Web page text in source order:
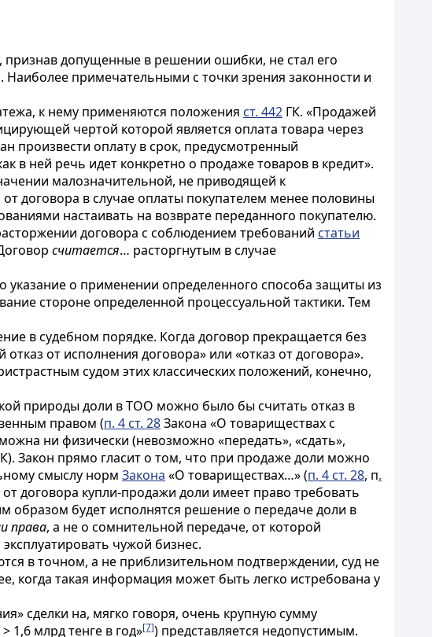
признав допущенные в решении ошибки, не стал его
примечательными с точки зрения законности и
к нему применяются положения ст. 442 ГК. «Продажей
чертой которой является оплата товара через
произвести оплату в срок, предусмотренный
в ней речь идет конкретно о продаже товаров в кредит».
малозначительной, не приводящей к
договора в случае оплаты покупателем менее половины
настаивать на возврате переданного покупателю.
договора с соблюдением требований статьи
считается… расторгнутым в случае
указание о применении определенного способа защиты из
стороне определенной процессуальной тактики. Тем
в судебном порядке. Когда договор прекращается без
от исполнения договора» или «отказ от договора».
судом этих классических положений, конечно,
природы доли в ТОО можно было бы считать отказ в
правом (п. 4 ст. 28Закона «О товариществах с
ни физически (невозможно «передать», «сдать»,
Закон прямо гласит о том, что при продаже доли можно
смыслу норм Закона «О товариществах…» (п. 4 ст. 28, п.
от договора купли-продажи доли имеет право требовать
образом будет исполнятся решение о передаче доли в
права, а не о сомнительной передаче, от которой
чужой бизнес.
в точном, а не приблизительном подтверждении, суд не
когда такая информация может быть легко истребована у
сделки на, мягко говоря, очень крупную сумму
1,6 млрд тенге в год»[7]) представляется недопустимым.